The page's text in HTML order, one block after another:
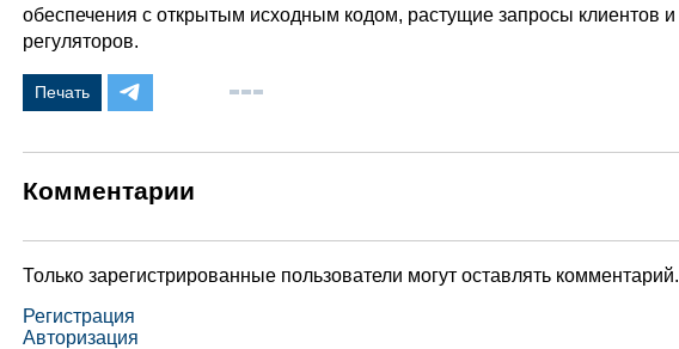
обеспечения с открытым исходным кодом, растущие запросы клиентов и
регуляторов.
Печать
Комментарии
Только зарегистрированные пользователи могут оставлять комментарий.
Регистрация
Авторизация